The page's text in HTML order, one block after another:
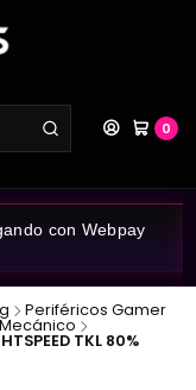
0
con Webpay
Periféricos Gamer
TKL 80%